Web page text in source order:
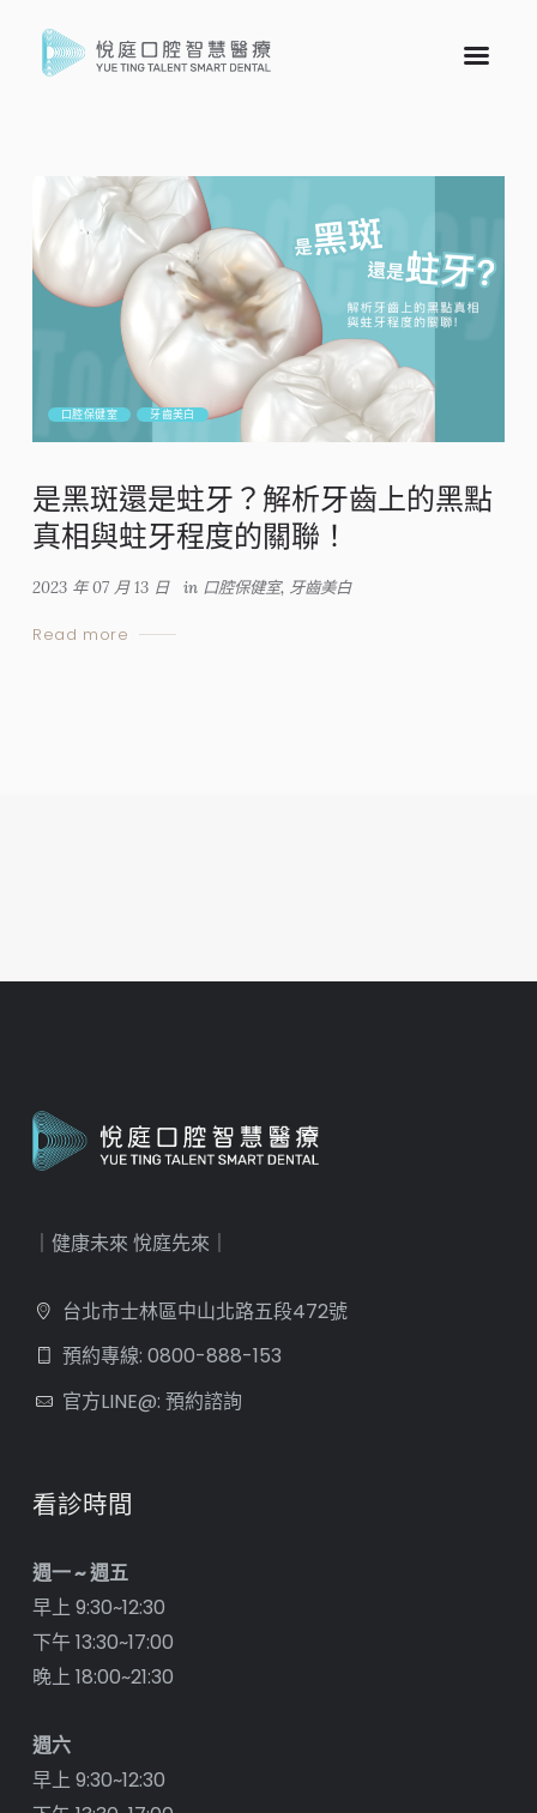
口腔保健室 牙齒美白
是黑斑還是蛀牙？解析牙齒上的黑點
真相與蛀牙程度的關聯！
2023 年 07 月 13 日 in 口腔保健室, 牙齒美白
Read more
｜健康未來 悅庭先來｜
台北市士林區中山北路五段472號
預約專線: 0800-888-153
官方LINE@: 預約諮詢
看診時間
週一 ~ 週五
早上 9:30~12:30
下午 13:30~17:00
晚上 18:00~21:30
週六
早上 9:30~12:30